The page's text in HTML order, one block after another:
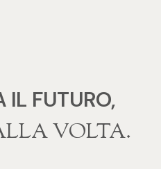
IL FUTURO,
VOLTA.